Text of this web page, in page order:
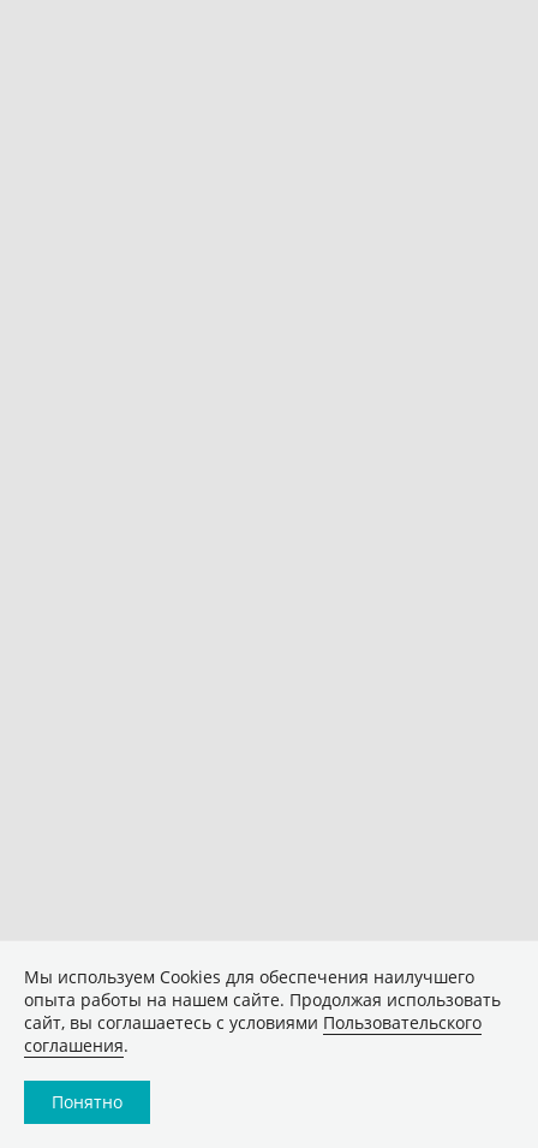
Мы используем Сookies для обеспечения наилучшего
опыта работы на нашем сайте. Продолжая использовать
сайт, вы соглашаетесь с условиями Пользовательского
соглашения.
Понятно